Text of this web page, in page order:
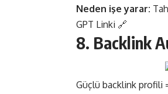
Neden işe yarar:
GPT Linki 🔗
8. Backlink
Güçlü backlink profili